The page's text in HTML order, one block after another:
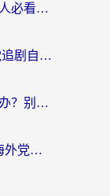
国外无法使用国内12123？海外华人必看：选对回国加速器，解决迪拜语音+12123访问难题
韩剧tv在国外怎么看不了？海外党追剧自由的终极解决方案来了
全民k歌在国外唱歌没有原音怎么办？别让地域限制毁了你的麦霸时刻
汽水音乐国外听不好怎么回事？海外党亲测有效的回国加速方案来了